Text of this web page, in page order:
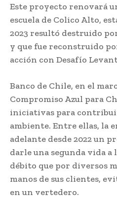
Este proyecto renovará
escuela de Colico Alto,
2023 resultó destruido
y que fue reconstruido
acción con Desafío
Banco de Chile, en el
Compromiso Azul para
iniciativas para
ambiente. Entre ellas, la
adelante desde 2022 un
darle una segunda vida
débito que por diversos
manos de sus clientes,
en un vertedero.